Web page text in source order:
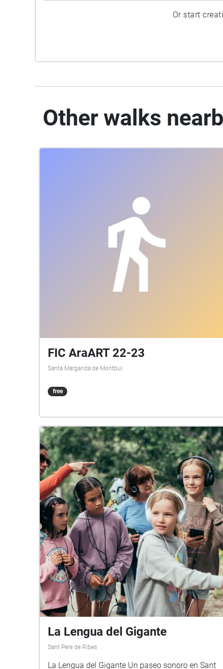
Or start
Other walks
FIC AraART 22-23
Santa Margarida de Montbui
free
La Lengua del Gigante
Sant Pere de Ribes
La Lengua del Gigante Un paseo sonoro en Sant